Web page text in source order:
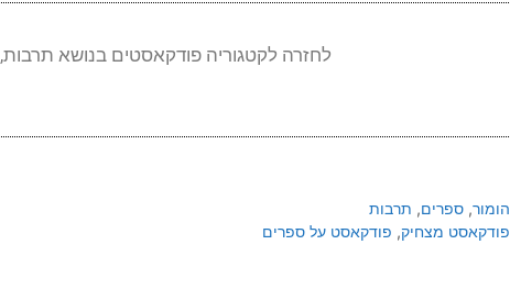
לחזרה לקטגוריה פודקאסטים בנושא תרבות,
הומור,ספרים, תרבות
פודקאסט מצחיק, פודקאסט על ספרים